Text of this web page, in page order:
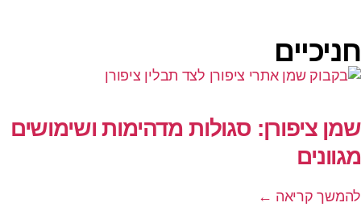
חניכיים
שמן ציפורן: סגולות מדהימות ושימושים
מגוונים
להמשך קריאה ←